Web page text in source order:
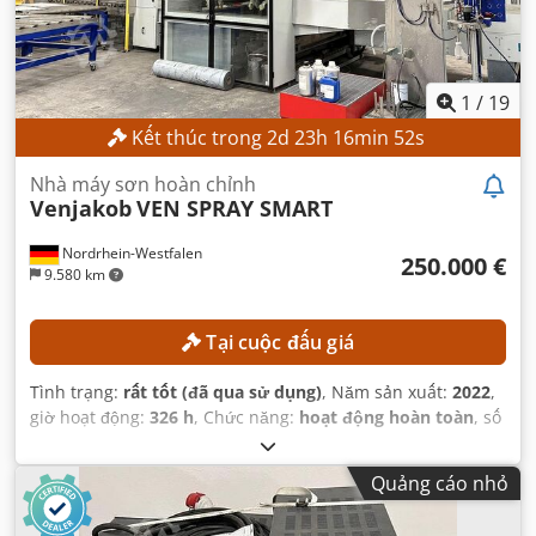
1 / 19
Kết thúc trong2d 23h 16min 50s
Nordrhein-Westfalen
9.580 km
Nhà máy sơn hoàn chỉnh
VenjakobVEN SPRAY SMART
250.000 €
Tại cuộc đấu giá
Tình trạng: rất tốt (đã qua sử dụng), Năm sản xuất: 2022,
giờ hoạt động: 326 h, Chức năng: hoạt động hoàn toàn, số
A20221005, chiều dài cấp phôi trục X:
5.500 mm, chiều dài cấp phôi trục Y:1.300 mm, chiều dài
hành trình trục Z:
100 mm , trọng lượng phôi (tối đa):500
kg, chiều rộng làm việc:1.300 mm,
Quảng cáo nhỏ